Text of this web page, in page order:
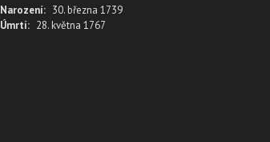
Narození: 30. března 1739
Úmrtí: 28. května 1767